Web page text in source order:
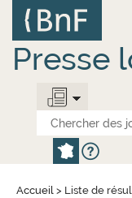
contenu
principal
Presse
Accueil > Liste de
Panneau de gestion des